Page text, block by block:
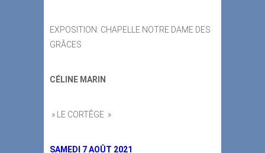
EXPOSITION: CHAPELLE NOTRE DAME DES
GRÂCES
CÉLINE MARIN
» LE CORTÊGE »
SAMEDI 7 AOÛT 2021